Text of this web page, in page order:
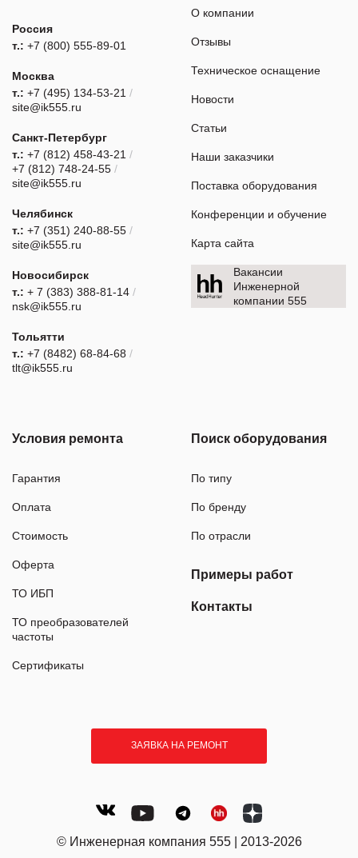
Россия
т.: +7 (800) 555-89-01
Москва
т.: +7 (495) 134-53-21 /
site@ik555.ru
Санкт-Петербург
т.: +7 (812) 458-43-21 /
+7 (812) 748-24-55 /
site@ik555.ru
Челябинск
т.: +7 (351) 240-88-55 /
site@ik555.ru
Новосибирск
т.: + 7 (383) 388-81-14 /
nsk@ik555.ru
Тольятти
т.: +7 (8482) 68-84-68 /
tlt@ik555.ru
О компании
Отзывы
Техническое оснащение
Новости
Статьи
Наши заказчики
Поставка оборудования
Конференции и обучение
Карта сайта
Вакансии
Инженерной
компании 555
Условия ремонта
Гарантия
Оплата
Стоимость
Оферта
ТО ИБП
ТО преобразователей
частоты
Сертификаты
Поиск оборудования
По типу
По бренду
По отрасли
Примеры работ
Контакты
ЗАЯВКА НА РЕМОНТ
© Инженерная компания 555 | 2013-2026